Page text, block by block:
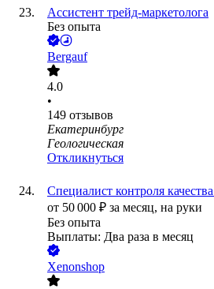
Ассистент трейд-маркетолога
Без опыта
Bergauf
4.0
•
149 отзывов
Екатеринбург
Геологическая
Откликнуться
Специалист контроля
от 50 000 ₽ за месяц, на руки
Без опыта
Выплаты: Два раза в месяц
Xenonshop